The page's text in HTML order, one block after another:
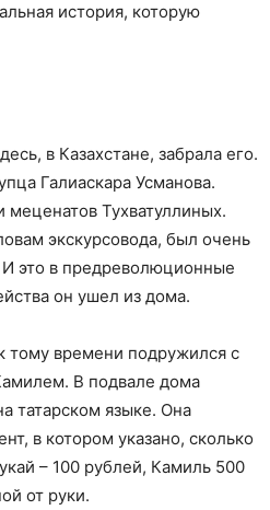
история, которую
в Казахстане, забрала его.
Галиаскара Усманова.
Тухватуллиных.
экскурсовода, был очень
это в предреволюционные
он ушел из дома.
тому времени подружился с
В подвале дома
татарском языке. Она
в котором указано, сколько
– 100 рублей, Камиль 500
от руки.